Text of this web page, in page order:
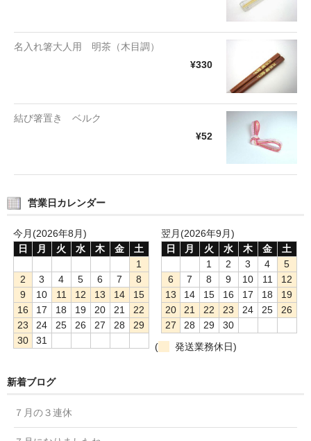
名入れ箸大人用 明茶（木目調）
¥330
結び箸置き ベルク
¥52
営業日カレンダー
今月(2026年8月)
日
月 火 水 木 金
土
1
2
3 4 5 6 7
8
9
10 11 12 13 14
15
16
17 18 19 20 21
22
23
24 25 26 27 28
29
30
31
翌月(2026年9月)
日
月 火 水 木 金
土
1
2 3 4
5
6
7 8 9 10 11
12
13
14 15 16 17 18
19
20
21 22 23 24 25
26
27
28 29
30
(
発送業務休日)
新着ブログ
７月の３連休